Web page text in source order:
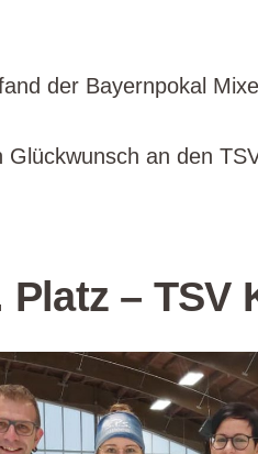
der Bayernpokal
Glückwunsch an den
Platz – TSV